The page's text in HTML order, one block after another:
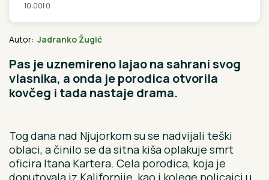
10:00| 0
Autor: Jadranko Žugić
Pas je uznemireno lajao na sahrani svog
vlasnika, a onda je porodica otvorila
kovčeg i tada nastaje drama.
Tog dana nad Njujorkom su se nadvijali teški
oblaci, a činilo se da sitna kiša oplakuje smrt
oficira Itana Kartera. Cela porodica, koja je
doputovala iz Kalifornije, kao i kolege policajci u